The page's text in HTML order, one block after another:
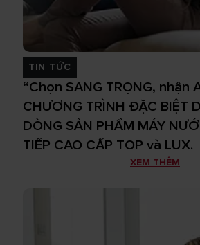
TIN TỨC
“Chọn SANG TRỌNG, nhận
CHƯƠNG TRÌNH ĐẶC BIỆT
DÒNG SẢN PHẨM MÁY
TIẾP CAO CẤP TOP và LUX.
XEM THÊM